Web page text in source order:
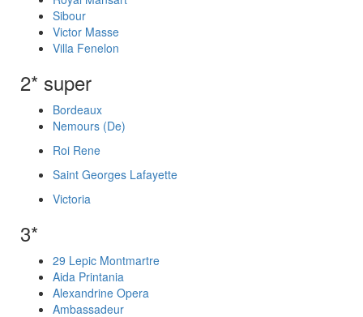
Sibour
Victor Masse
Villa Fenelon
2* super
Bordeaux
Nemours (De)
Roi Rene
Saint Georges Lafayette
Victoria
3*
29 Lepic Montmartre
Aida Printania
Alexandrine Opera
Ambassadeur